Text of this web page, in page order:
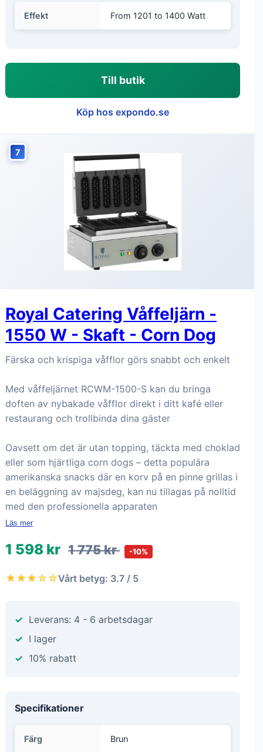
Effekt From 1201 to 1400 Watt
Till butik
Köp hos expondo.se
7
Royal Catering Våffeljärn -
1550 W - Skaft - Corn Dog
Färska och krispiga våfflor görs snabbt och enkelt
Med våffeljärnet RCWM-1500-S kan du bringa
doften av nybakade våfflor direkt i ditt kafé eller
restaurang och trollbinda dina gäster
Oavsett om det är utan topping, täckta med choklad
eller som hjärtliga corn dogs – detta populära
amerikanska snacks där en korv på en pinne grillas i
en beläggning av majsdeg, kan nu tillagas på nolltid
med den professionella apparaten
Läs mer
1 598 kr 1 775 kr -10%
★★★☆☆Vårt betyg: 3.7 / 5
Leverans: 4 - 6 arbetsdagar
I lager
10% rabatt
Specifikationer
Färg Brun